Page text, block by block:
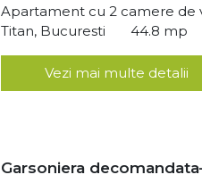
Apartament cu 2 camere de
Titan, Bucuresti
44.8 mp
Vezi mai multe detalii
Garsoniera